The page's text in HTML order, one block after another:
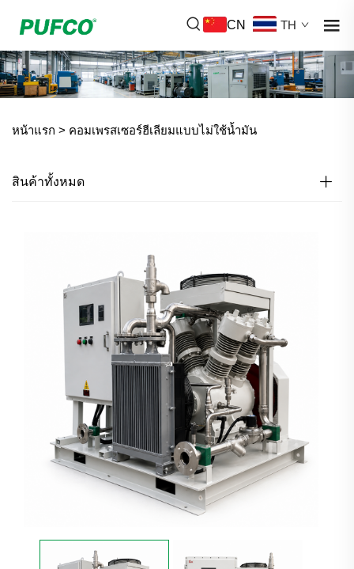
CN TH
หน้าแรก > คอมเพรสเซอร์ฮีเลียมแบบไม่ใช้น้ำมัน
สินค้าทั้งหมด